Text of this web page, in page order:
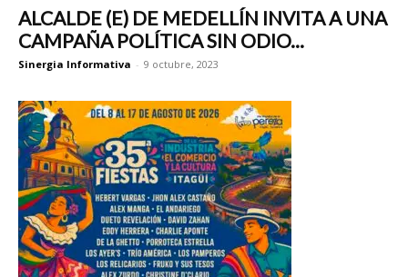
ALCALDE (E) DE MEDELLÍN INVITA A UNA
CAMPAÑA POLÍTICA SIN ODIO...
Sinergia Informativa - 9 octubre, 2023